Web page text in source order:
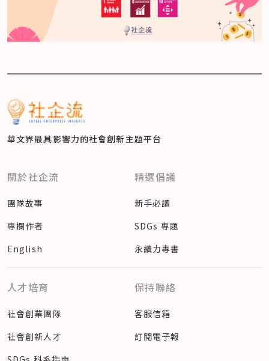
華文界最具影響力的社會創新主題平台
關於社企流
團隊故事
專欄作者
English
精選倡議
新手必讀
SDGs 專題
永續力專書
人才培育
社會創業團隊
社會創新人才
保持聯絡
客服信箱
訂閱電子報